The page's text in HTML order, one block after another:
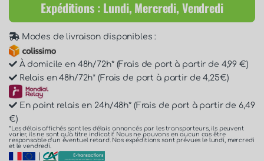
Expéditions : Lundi, Mercredi, Vendredi
Modes de livraison disponibles :
À domicile en 48h/72h* (Frais de port à partir de 4,99 €)
Relais en 48h/72h* (Frais de port à partir de 4,25€)
En point relais en 24h/48h* (Frais de port à partir de 6,49
€)
*Les délais affichés sont les délais annoncés par les transporteurs, ils peuvent
varier, ils ne sont qu'à titre indicatif. Nous ne pouvons en aucun cas être
responsable d'un éventuel retard. Nos expéditions sont prévues le lundi, mercredi
et le vendredi.